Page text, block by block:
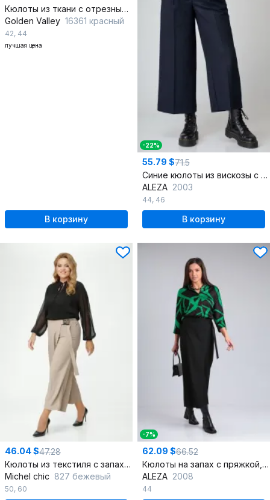
Кюлоты из ткани с отрезным поясом и гульфиком
Golden Valley 16361 красный
42, 44
лучшая цена
В корзину
-22%
55.79 $71.5
Синие кюлоты из вискозы с застежкой спереди
ALEZA 2003
44, 46
В корзину
46.04 $47.28
Кюлоты из текстиля с запахом и резинкой сзади
Michel chic 827 бежевый
50, 60
-7%
62.09 $66.52
Кюлоты на запах с пряжкой, стиль на каждый день
ALEZA 2008
44